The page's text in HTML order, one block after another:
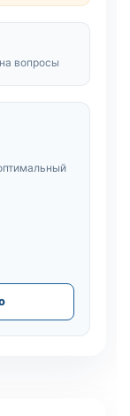
вопросы